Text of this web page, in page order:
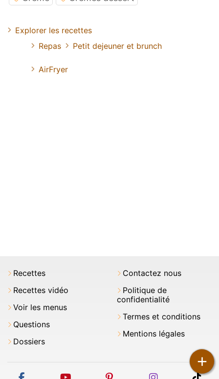
+
Explorer les recettes
Repas
Petit dejeuner et brunch
AirFryer
Recettes
Recettes vidéo
Voir les menus
Questions
Dossiers
Contactez nous
Politique de
confidentialité
Termes et conditions
Mentions légales